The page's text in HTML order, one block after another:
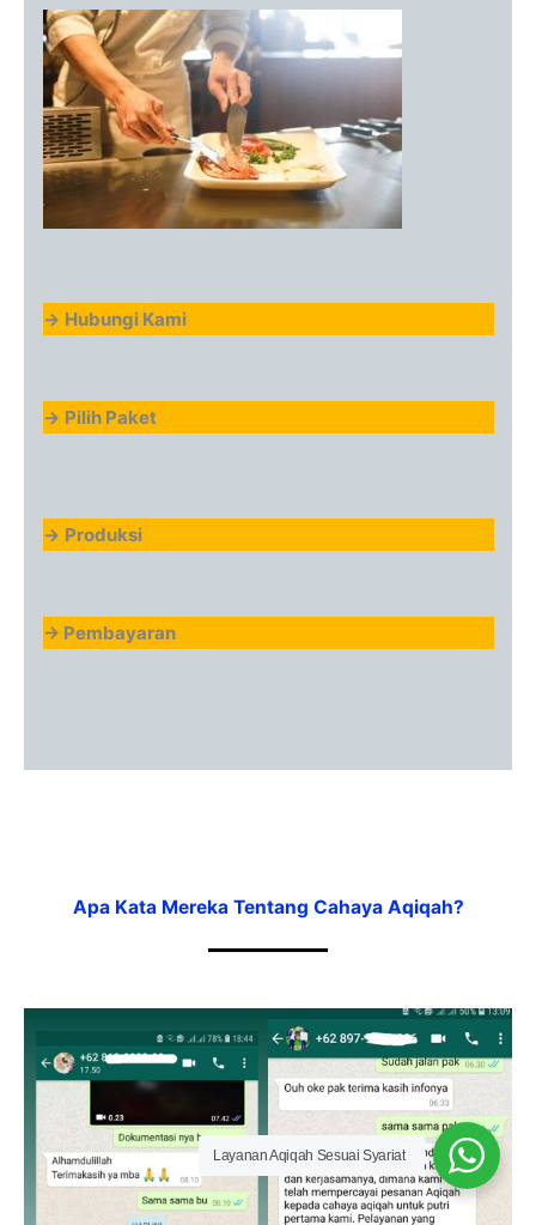
-> Hubungi Kami
-> Pilih Paket
-> Produksi
-> Pembayaran
Apa Kata Mereka Tentang Cahaya Aqiqah?
Layanan Aqiqah Sesuai Syariat